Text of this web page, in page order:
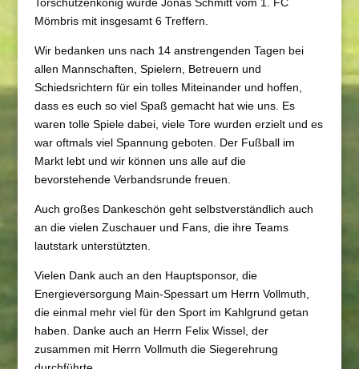
Mömbris mit insgesamt 6 Treffern.
Wir bedanken uns nach 14 anstrengenden Tagen bei
allen Mannschaften, Spielern, Betreuern und
Schiedsrichtern für ein tolles Miteinander und hoffen,
dass es euch so viel Spaß gemacht hat wie uns. Es
waren tolle Spiele dabei, viele Tore wurden erzielt und es
war oftmals viel Spannung geboten. Der Fußball im
Markt lebt und wir können uns alle auf die
bevorstehende Verbandsrunde freuen.
Auch großes Dankeschön geht selbstverständlich auch
an die vielen Zuschauer und Fans, die ihre Teams
lautstark unterstützten.
Vielen Dank auch an den Hauptsponsor, die
Energieversorgung Main-Spessart um Herrn Vollmuth,
die einmal mehr viel für den Sport im Kahlgrund getan
haben. Danke auch an Herrn Felix Wissel, der
zusammen mit Herrn Vollmuth die Siegerehrung